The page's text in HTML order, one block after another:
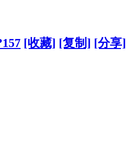
[收藏] [复制] [分享]